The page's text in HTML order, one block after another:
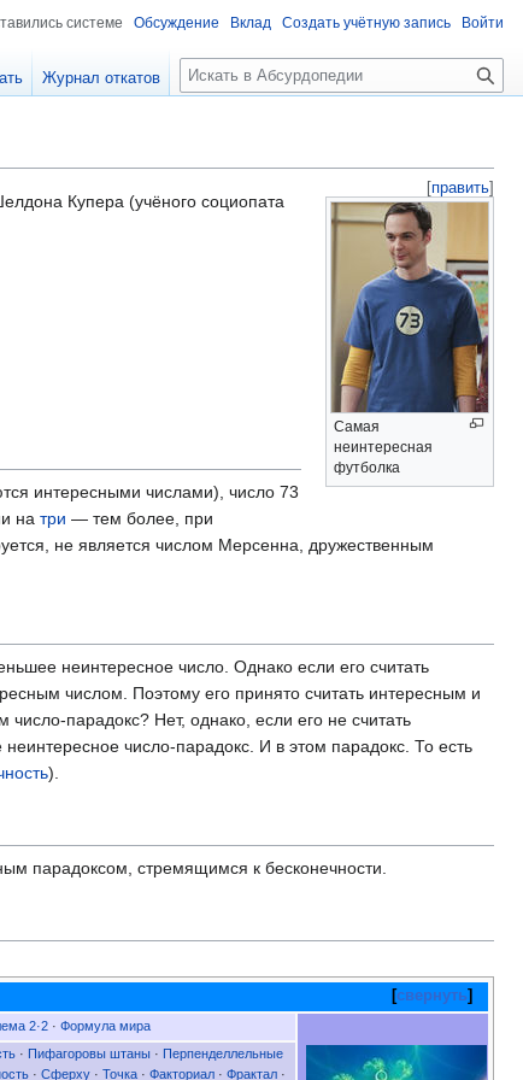
[править]
Самая
неинтересная
футболка
Купера (учёного социопата
интересными числами), число 73
на три — тем более, при
не является числом Мерсенна, дружественным
неинтересное число. Однако если его считать
числом. Поэтому его принято считать интересным и
парадокс? Нет, однако, если его не считать
число-парадокс. И в этом парадокс. То есть
).
парадоксом, стремящимся к бесконечности.
свернуть
2·2· Формула мира
· Пифагоровы штаны · Перпенделлельные
· Сферху· Точка· Факториал· Фрактал·
системе Обсуждение Вклад Создать учётную запись Войти
Журнал откатов
П
о
к